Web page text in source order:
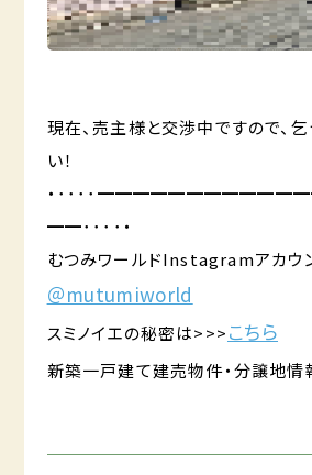
現在、売主様と交渉中ですので、乞
い！
・････
━━････・
むつみワールドInstagramアカウ
＠mutumiworld
スミノイエの秘密は>>>こちら
新築一戸建て建売物件・分譲地情